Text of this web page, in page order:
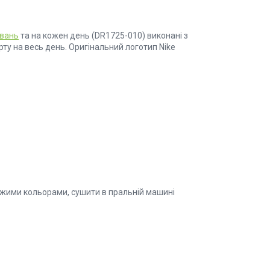
та на кожен день (DR1725-010) виконані з
на весь день. Оригінальний логотип Nike
кольорами, сушити в пральній машині